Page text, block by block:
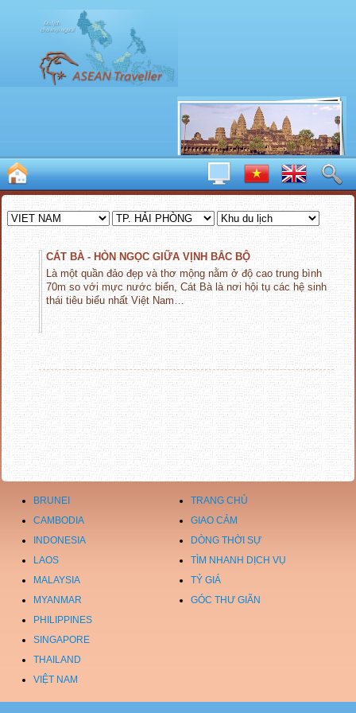
CÁT BÀ - HÒN NGỌC GIỮA VỊNH BẮC BỘ
Là một quần đảo đẹp và thơ mộng nằm ở độ cao trung bình
70m so với mực nước biển, Cát Bà là nơi hội tụ các hệ sinh
thái tiêu biểu nhất Việt Nam…
BRUNEI
TRANG CHỦ
CAMBODIA
GIAO CẢM
INDONESIA
DÒNG THỜI SỰ
LAOS
TÌM NHANH DỊCH VỤ
MALAYSIA
TỶ GIÁ
MYANMAR
GÓC THƯ GIÃN
PHILIPPINES
SINGAPORE
THAILAND
VIỆT NAM